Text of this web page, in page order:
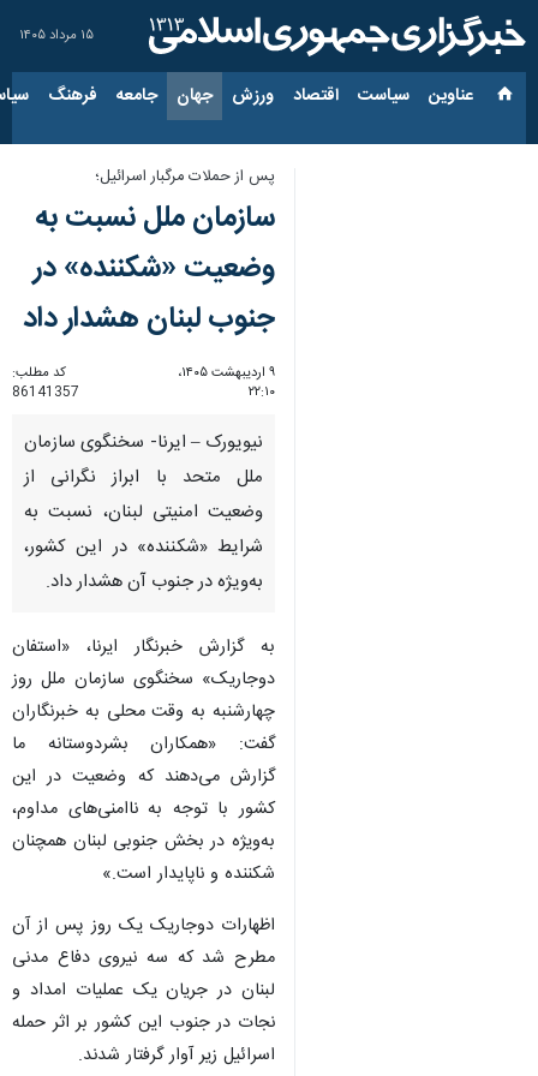
۱۵ مرداد ۱۴۰۵
عناوین‌ سیاست اقتصاد ورزش جهان جامعه فرهنگ
پس از حملات مرگبار اسرائیل؛
سازمان ملل نسبت به
وضعیت «شکننده» در
جنوب لبنان هشدار داد
۹ اردیبهشت ۱۴۰۵،
۲۲:۱۰
کد مطلب:
86141357
نیویورک – ایرنا- سخنگوی سازمان
ملل متحد با ابراز نگرانی از
وضعیت امنیتی لبنان، نسبت به
شرایط «شکننده» در این کشور،
به‌ویژه در جنوب آن هشدار داد.
به گزارش خبرنگار ایرنا، «استفان
دوجاریک» سخنگوی سازمان ملل روز
چهارشنبه به وقت محلی به خبرنگاران
گفت: «همکاران بشردوستانه ما
گزارش می‌دهند که وضعیت در این
کشور با توجه به ناامنی‌های مداوم،
به‌ویژه در بخش جنوبی لبنان همچنان
شکننده و ناپایدار است.»
اظهارات دوجاریک یک روز پس از آن
مطرح شد که سه نیروی دفاع مدنی
لبنان در جریان یک عملیات امداد و
نجات در جنوب این کشور بر اثر حمله
اسرائیل زیر آوار گرفتار شدند.